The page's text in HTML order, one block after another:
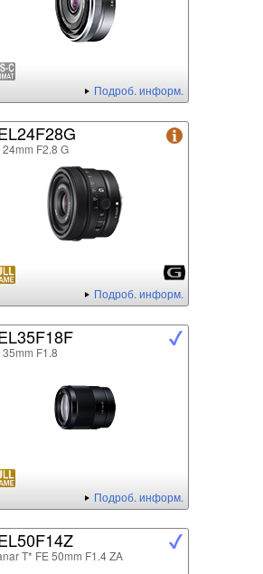
Подроб. информ.
24mm F2.8 G
Подроб. информ.
35mm F1.8
Подроб. информ.
T* FE 50mm F1.4 ZA